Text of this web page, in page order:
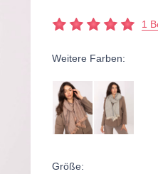
1
Weitere Farben:
Größe: